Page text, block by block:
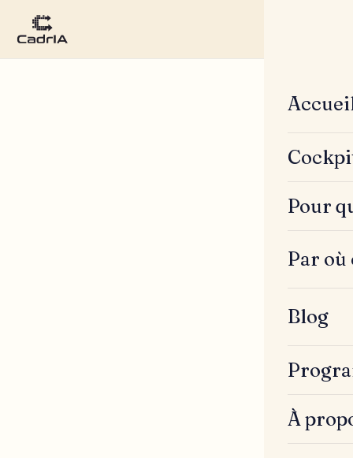
Pour
Par où
Blog
À